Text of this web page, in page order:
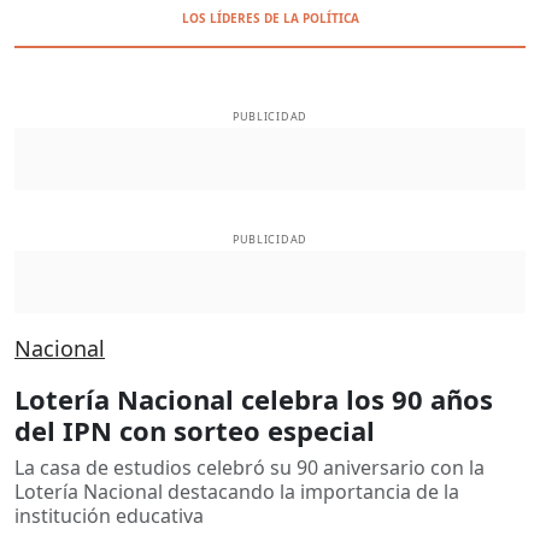
LOS LÍDERES DE LA POLÍTICA
PUBLICIDAD
PUBLICIDAD
Nacional
Lotería Nacional celebra los 90 años
del IPN con sorteo especial
La casa de estudios celebró su 90 aniversario con la
Lotería Nacional destacando la importancia de la
institución educativa